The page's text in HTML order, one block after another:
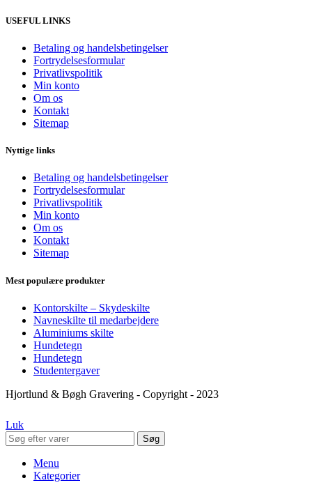
USEFUL LINKS
Betaling og handelsbetingelser
Fortrydelsesformular
Privatlivspolitik
Min konto
Om os
Kontakt
Sitemap
Nyttige links
Betaling og handelsbetingelser
Fortrydelsesformular
Privatlivspolitik
Min konto
Om os
Kontakt
Sitemap
Mest populære produkter
Kontorskilte – Skydeskilte
Navneskilte til medarbejdere
Aluminiums skilte
Hundetegn
Hundetegn
Studentergaver
Hjortlund & Bøgh Gravering - Copyright - 2023
Luk
Søg
Menu
Kategorier